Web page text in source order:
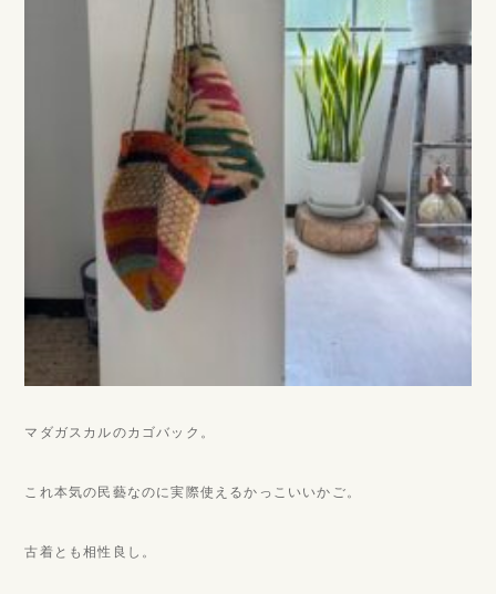
マダガスカルのカゴバック。
これ本気の民藝なのに実際使えるかっこいいかご。
古着とも相性良し。